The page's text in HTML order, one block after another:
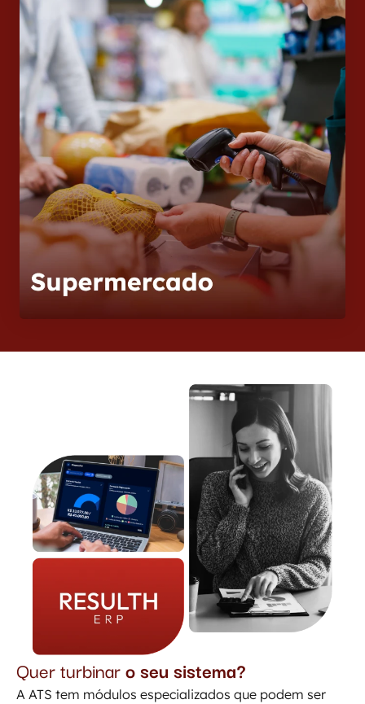
Quer turbinaro seu sistema?
A ATS tem módulos especializados que podem ser